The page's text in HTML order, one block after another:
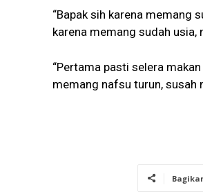
“Bapak sih karena memang
karena memang sudah usia,
“Pertama pasti selera
memang nafsu turun, susah